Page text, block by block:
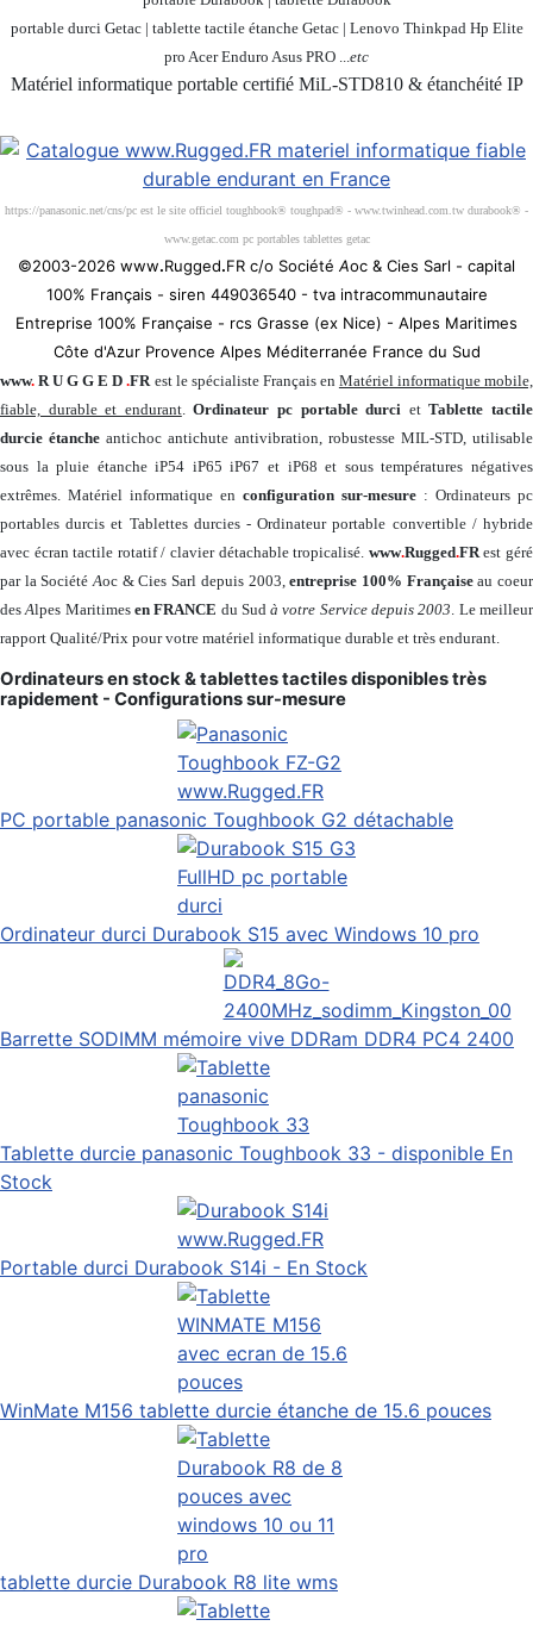
portable durci Getac | tablette tactile étanche Getac | Lenovo Thinkpad Hp Elite
pro Acer Enduro Asus PRO ...etc
Matériel informatique portable certifié MiL-STD810 & étanchéité IP
https://panasonic.net/cns/pc est le site officiel toughbook® toughpad® - www.twinhead.com.tw durabook® -
www.getac.com pc portables tablettes getac
©2003-2026 www.Rugged.FR c/o Société Aoc & Cies Sarl - capital
100% Français - siren 449036540 - tva intracommunautaire
Entreprise 100% Française - rcs Grasse (ex Nice) - Alpes Maritimes
Côte d'Azur Provence Alpes Méditerranée France du Sud
www. R U G G E D.FRest le spécialiste Français en Matériel informatique mobile,
fiable, durable et endurant.Ordinateur pc portable durci etTablette tactile
durcie étanche antichoc antichute antivibration, robustesse MIL-STD, utilisable
sous la pluie étanche iP54 iP65 iP67 et iP68 et sous températures négatives
extrêmes. Matériel informatique en configuration sur-mesure : Ordinateurs pc
portables durcis et Tablettes durcies - Ordinateur portable convertible / hybride
avec écran tactile rotatif / clavier détachable tropicalisé. www.Rugged.FRest géré
par la SociétéAoc & Cies Sarl depuis 2003,entreprise 100% Françaiseau coeur
desAlpes Maritimes en FRANCE du Sudà votre Service depuis 2003. Le meilleur
rapport Qualité/Prix pour votre matériel informatique durable et très endurant.
Ordinateurs en stock & tablettes tactiles disponibles très
rapidement - Configurations sur-mesure
PC portable panasonic Toughbook G2 détachable
Ordinateur durci Durabook S15 avec Windows 10 pro
Barrette SODIMM mémoire vive DDRam DDR4 PC4 2400
Tablette durcie panasonic Toughbook 33 - disponible En
Stock
Portable durci Durabook S14i - En Stock
WinMate M156 tablette durcie étanche de 15.6 pouces
tablette durcie Durabook R8 lite wms